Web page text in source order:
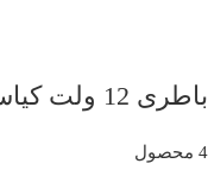
باطری 12 ولت کیاسل
4 محصول